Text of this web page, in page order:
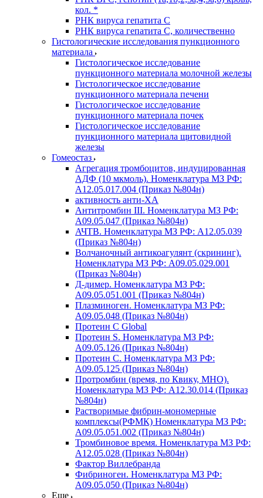
кол. *
РНК вируса гепатита C
РНК вируса гепатита C, количественно
Гистологические исследования пункционного
материала
Гистологическое исследование
пункционного материала молочной железы
Гистологическое исследование
пункционного материала печени
Гистологическое исследование
пункционного материала почек
Гистологическое исследование
пункционного материала щитовидной
железы
Гомеостаз
Агрегация тромбоцитов, индуцированная
АДФ (10 мкмоль). Номенклатура МЗ РФ:
A12.05.017.004 (Приказ №804н)
активность анти-ХА
Антитромбин III. Номенклатура МЗ РФ:
A09.05.047 (Приказ №804н)
АЧТВ. Номенклатура МЗ РФ: A12.05.039
(Приказ №804н)
Волчаночный антикоагулянт (скрининг).
Номенклатура МЗ РФ: A09.05.029.001
(Приказ №804н)
Д-димер. Номенклатура МЗ РФ:
A09.05.051.001 (Приказ №804н)
Плазминоген. Номенклатура МЗ РФ:
A09.05.048 (Приказ №804н)
Протеин C Global
Протеин S. Номенклатура МЗ РФ:
A09.05.126 (Приказ №804н)
Протеин С. Номенклатура МЗ РФ:
A09.05.125 (Приказ №804н)
Протромбин (время, по Квику, МНО).
Номенклатура МЗ РФ: A12.30.014 (Приказ
№804н)
Растворимые фибрин-мономерные
комплексы(РФМК) Номенклатура МЗ РФ:
A09.05.051.002 (Приказ №804н)
Тромбиновое время. Номенклатура МЗ РФ:
A12.05.028 (Приказ №804н)
Фактор Виллебранда
Фибриноген. Номенклатура МЗ РФ:
A09.05.050 (Приказ №804н)
Еще